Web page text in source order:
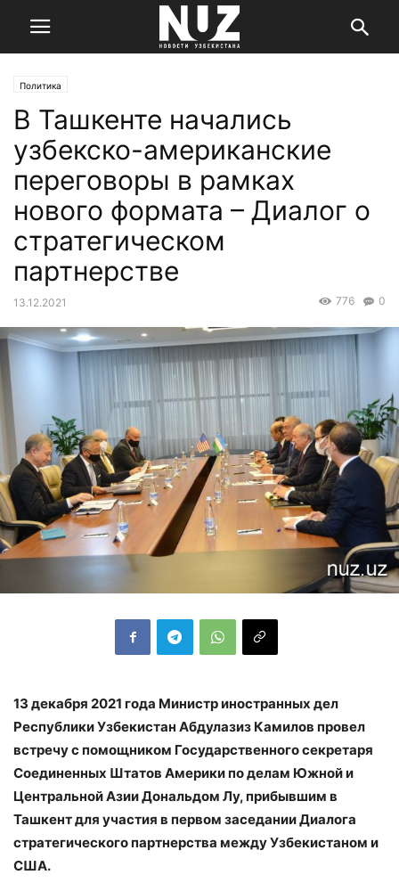
Политика
В Ташкенте начались
узбекско-американские
переговоры в рамках
нового формата – Диалог о
стратегическом
партнерстве
13.12.2021 0
776
13 декабря 2021 года Министр иностранных дел
Республики Узбекистан Абдулазиз Камилов провел
встречу с помощником Государственного секретаря
Соединенных Штатов Америки по делам Южной и
Центральной Азии Дональдом Лу, прибывшим в
Ташкент для участия в первом заседании Диалога
стратегического партнерства между Узбекистаном и
США.